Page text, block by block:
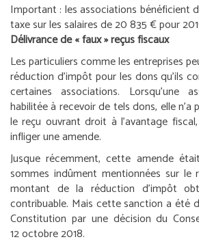
Important : les associations bénéficient
taxe sur les salaires de 20 835 € pour
Délivrance de « faux » reçus fiscaux
Les particuliers comme les entreprises
réduction d’impôt pour les dons qu’ils
certaines associations. Lorsqu’une
habilitée à recevoir de tels dons, elle
le reçu ouvrant droit à l’avantage
infliger une amende.
Jusque récemment, cette amende
sommes indûment mentionnées sur le
montant de la réduction d’impôt
contribuable. Mais cette sanction a été
Constitution par une décision du
12 octobre 2018.